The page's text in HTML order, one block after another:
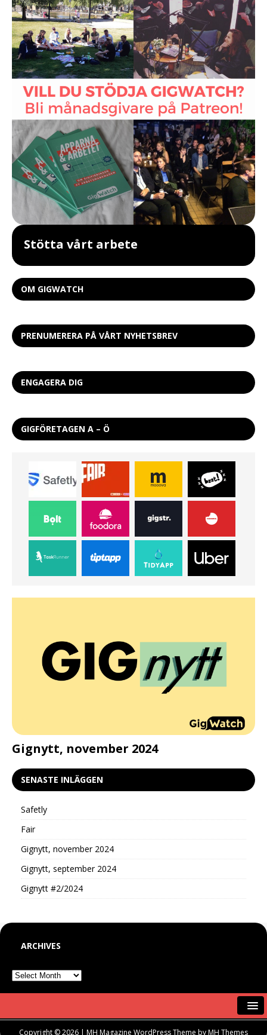
Stötta vårt arbete
OM GIGWATCH
PRENUMERERA PÅ VÅRT NYHETSBREV
ENGAGERA DIG
GIGFÖRETAGEN A – Ö
Gignytt, november 2024
SENASTE INLÄGGEN
Safetly
Fair
Gignytt, november 2024
Gignytt, september 2024
Gignytt #2/2024
ARCHIVES
Copyright © 2026 | MH Magazine WordPress Theme byMH Themes